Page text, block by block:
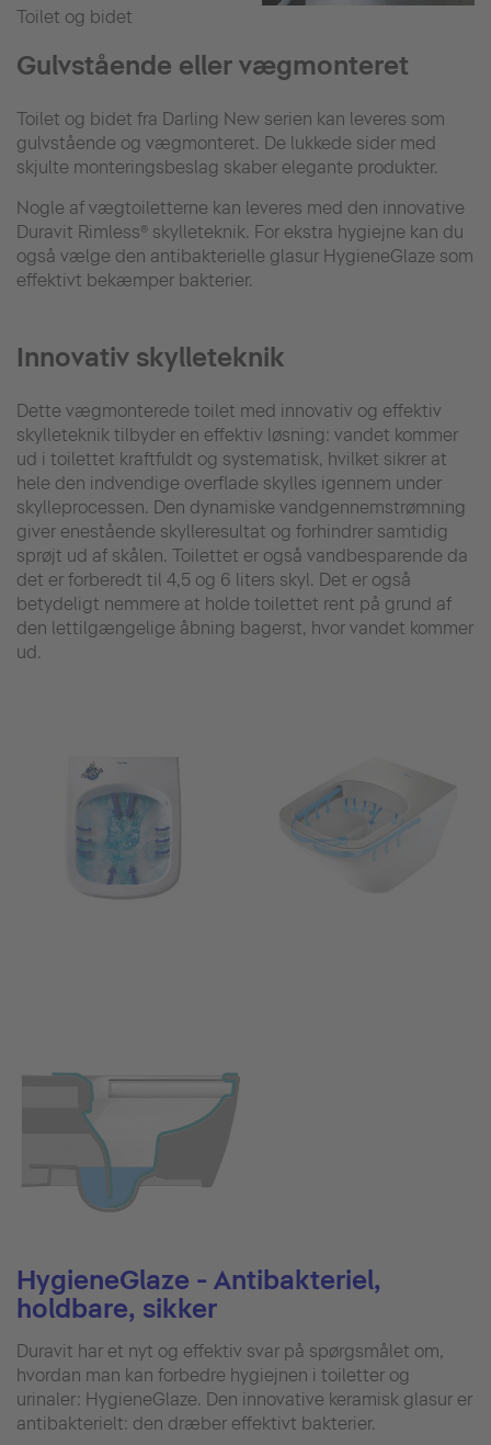
Toilet og bidet
Gulvstående eller vægmonteret
Toilet og bidet fra Darling New serien kan leveres som
gulvstående og vægmonteret. De lukkede sider med
skjulte monteringsbeslag skaber elegante produkter.
Nogle af vægtoiletterne kan leveres med den innovative
Duravit Rimless® skylleteknik. For ekstra hygiejne kan du
også vælge den antibakterielle glasur HygieneGlaze som
effektivt bekæmper bakterier.
Innovativ skylleteknik
Dette vægmonterede toilet med innovativ og effektiv
skylleteknik tilbyder en effektiv løsning: vandet kommer
ud i toilettet kraftfuldt og systematisk, hvilket sikrer at
hele den indvendige overflade skylles igennem under
skylleprocessen. Den dynamiske vandgennemstrømning
giver enestående skylleresultat og forhindrer samtidig
sprøjt ud af skålen. Toilettet er også vandbesparende da
det er forberedt til 4,5 og 6 liters skyl. Det er også
betydeligt nemmere at holde toilettet rent på grund af
den lettilgængelige åbning bagerst, hvor vandet kommer
ud.
HygieneGlaze - Antibakteriel,
holdbare, sikker
Duravit har et nyt og effektiv svar på spørgsmålet om,
hvordan man kan forbedre hygiejnen i toiletter og
urinaler: HygieneGlaze. Den innovative keramisk glasur er
antibakterielt: den dræber effektivt bakterier.